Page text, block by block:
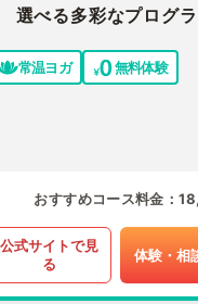
選べる多彩なプログ
常温ヨガ 無料体験
おすすめコース料金
公式サイトで見
る
体験・相